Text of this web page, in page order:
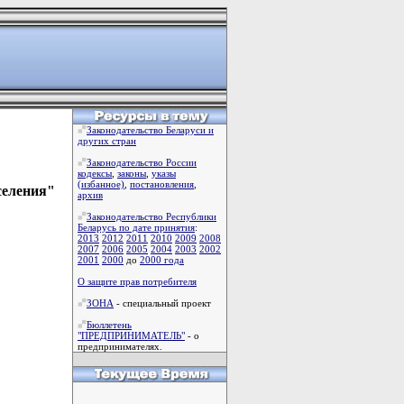
Законодательство Беларуси и
других стран
Законодательство России
кодексы законы указы
(избанное) постановления
архив
Законодательство Республики
Беларусь по дате принятия:
2013 2012 2011 2010 2009 2008
2007 2006 2005 2004 2003 2002
2001 2000 до 2000 года
О защите прав потребителя
ЗОНА - специальный проект
Бюллетень
"ПРЕДПРИНИМАТЕЛЬ" - о
предпринимателях.